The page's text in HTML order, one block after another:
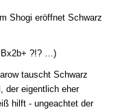
Shogi eröffnet Schwarz
?!? …)
tauscht Schwarz
der eigentlich eher
hilft - ungeachtet der